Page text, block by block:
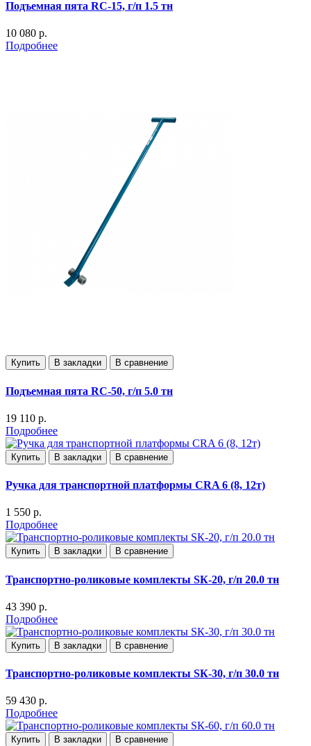
Подъемная пята RC-15, г/п 1.5 тн
10 080 р.
Подробнее
Купить В закладки В сравнение
Подъемная пята RC-50, г/п 5.0 тн
19 110 р.
Подробнее
Купить В закладки В сравнение
Ручка для транспортной платформы CRA 6 (8, 12т)
1 550 р.
Подробнее
Купить В закладки В сравнение
Транспортно-роликовые комплекты SК-20, г/п 20.0 тн
43 390 р.
Подробнее
Купить В закладки В сравнение
Транспортно-роликовые комплекты SК-30, г/п 30.0 тн
59 430 р.
Подробнее
Купить В закладки В сравнение